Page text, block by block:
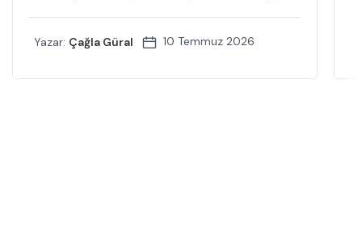
Yazar: Çağla Güral 10 Temmuz 2026